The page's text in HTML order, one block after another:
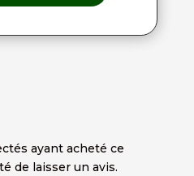
ayant acheté ce
de laisser un avis.